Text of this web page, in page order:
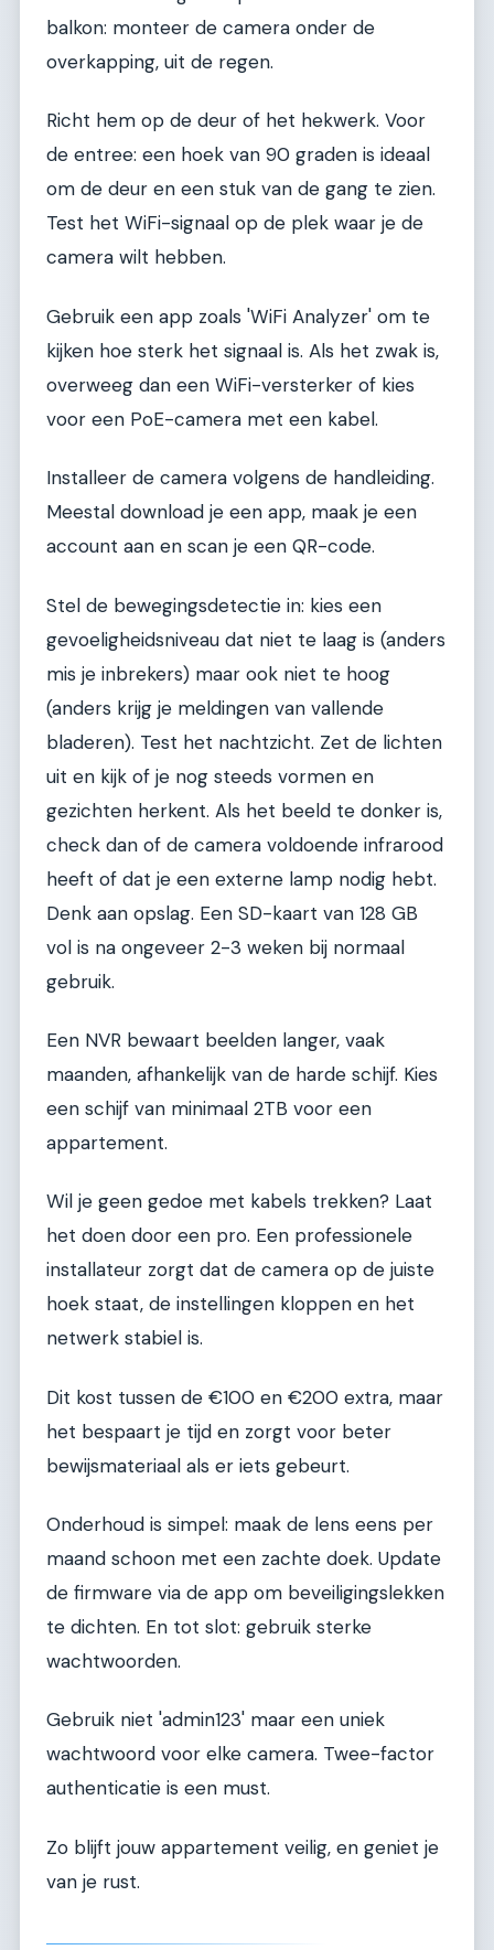
balkon: monteer de camera onder de
overkapping, uit de regen.
Richt hem op de deur of het hekwerk. Voor
de entree: een hoek van 90 graden is ideaal
om de deur en een stuk van de gang te zien.
Test het WiFi-signaal op de plek waar je de
camera wilt hebben.
Gebruik een app zoals 'WiFi Analyzer' om te
kijken hoe sterk het signaal is. Als het zwak is,
overweeg dan een WiFi-versterker of kies
voor een PoE-camera met een kabel.
Installeer de camera volgens de handleiding.
Meestal download je een app, maak je een
account aan en scan je een QR-code.
Stel de bewegingsdetectie in: kies een
gevoeligheidsniveau dat niet te laag is (anders
mis je inbrekers) maar ook niet te hoog
(anders krijg je meldingen van vallende
bladeren). Test het nachtzicht. Zet de lichten
uit en kijk of je nog steeds vormen en
gezichten herkent. Als het beeld te donker is,
check dan of de camera voldoende infrarood
heeft of dat je een externe lamp nodig hebt.
Denk aan opslag. Een SD-kaart van 128 GB
vol is na ongeveer 2-3 weken bij normaal
gebruik.
Een NVR bewaart beelden langer, vaak
maanden, afhankelijk van de harde schijf. Kies
een schijf van minimaal 2TB voor een
appartement.
Wil je geen gedoe met kabels trekken? Laat
het doen door een pro. Een professionele
installateur zorgt dat de camera op de juiste
hoek staat, de instellingen kloppen en het
netwerk stabiel is.
Dit kost tussen de €100 en €200 extra, maar
het bespaart je tijd en zorgt voor beter
bewijsmateriaal als er iets gebeurt.
Onderhoud is simpel: maak de lens eens per
maand schoon met een zachte doek. Update
de firmware via de app om beveiligingslekken
te dichten. En tot slot: gebruik sterke
wachtwoorden.
Gebruik niet 'admin123' maar een uniek
wachtwoord voor elke camera. Twee-factor
authenticatie is een must.
Zo blijft jouw appartement veilig, en geniet je
van je rust.